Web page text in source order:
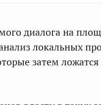
диалога на
локальных
затем ложатся